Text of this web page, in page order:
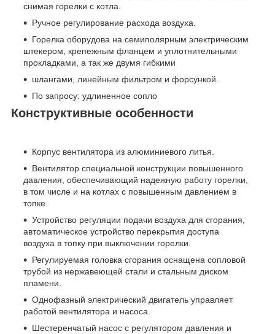
снимая горелки с котла.
Ручное регулирование расхода воздуха.
Горелка оборудова на семиполярным электрическим
штекером, крепежным фланцем и уплотнительными
прокладками, а так же двумя гибкими
шлангами, линейным фильтром и форсункой.
По запросу: удлиненное сопло
Конструктивные особенности
Корпус вентилятора из алюминиевого литья.
Вентилятор специальной конструкции повышенного
давления, обеспечивающий надежную работу горелки,
в том числе и на котлах с повышенным давлением в
топке.
Устройство регуляции подачи воздуха для сгорания,
автоматическое устройство перекрытия доступа
воздуха в топку при выключении горелки.
Регулируемая головка сгорания оснащена сопловой
трубой из нержавеющей стали и стальным диском
пламени.
Однофазный электрический двигатель управляет
работой вентилятора и насоса.
Шестеренчатый насос с регулятором давления и